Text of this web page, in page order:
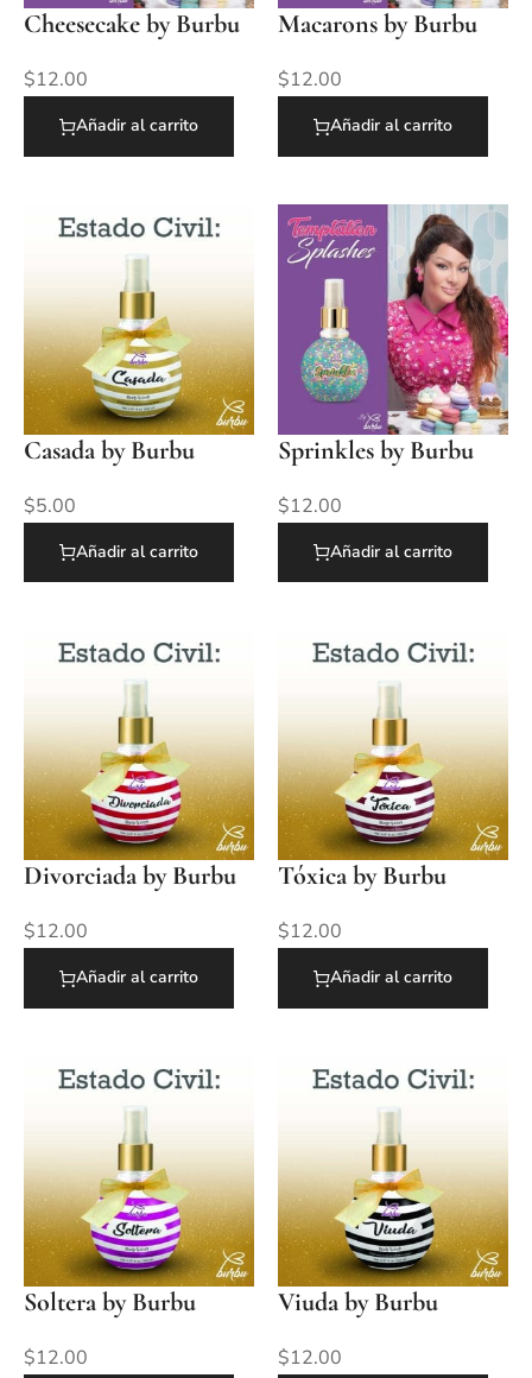
Cheesecake by Burbu
$12.00
Añadir al carrito
Macarons by Burbu
$12.00
Añadir al carrito
Casada by Burbu
$5.00
Añadir al carrito
Sprinkles by Burbu
$12.00
Añadir al carrito
Divorciada by Burbu
$12.00
Añadir al carrito
Tóxica by Burbu
$12.00
Añadir al carrito
Soltera by Burbu
$12.00
Viuda by Burbu
$12.00